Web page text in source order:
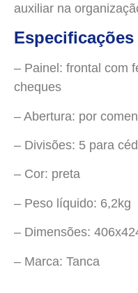
auxiliar na
Especificações
– Painel: frontal com
cheques
– Abertura: por
– Divisões: 5 para
– Cor: preta
– Peso líquido: 6,2kg
– Dimensões:
– Marca: Tanca